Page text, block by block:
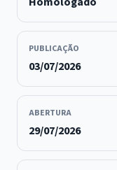
PUBLICAÇÃO
03/07/2026
ABERTURA
29/07/2026